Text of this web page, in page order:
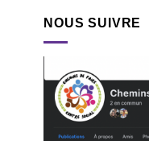
NOUS SUIVRE